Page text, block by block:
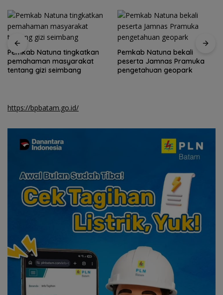
Pemkab Natuna tingkatkan
pemahaman masyarakat
tentang gizi seimbang
Pemkab Natuna bekali
peserta Jamnas Pramuka
pengetahuan geopark
https://bpbatam.go.id/